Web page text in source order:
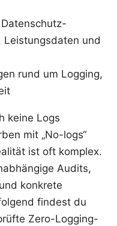
Leistungsdaten und
rund um Logging,
keine Logs
mit „No-logs“
ist oft komplex.
Audits,
konkrete
findest du
Zero-Logging-